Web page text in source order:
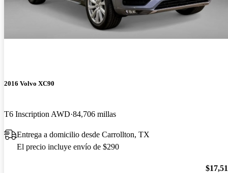
2016 Volvo XC90
T6 Inscription AWD 84,706 millas
Entrega a domicilio desde Carrollton, TX
El precio incluye envío de $290